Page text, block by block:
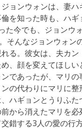
ョンウォンは、妻ハ
を知った時も、ハ
た今でも、ジョンウ
そんなジョンウォン
る。彼女は、夫カン
、顔を変えてほし
であったが、マリの
の代わりにマリに
ハギョンとうりふ
から消えたマリを必
交錯する3人の愛の